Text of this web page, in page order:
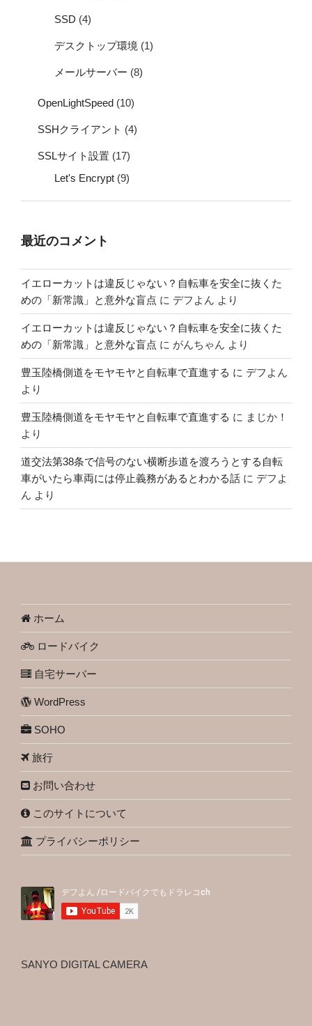
SSD (4)
デスクトップ環境 (1)
メールサーバー (8)
OpenLightSpeed (10)
SSHクライアント (4)
SSLサイト設置 (17)
Let's Encrypt (9)
最近のコメント
イエローカットは違反じゃない？自転車を安全に抜くた
めの「新常識」と意外な盲点 に デフよん より
イエローカットは違反じゃない？自転車を安全に抜くた
めの「新常識」と意外な盲点 に がんちゃん より
豊玉陸橋側道をモヤモヤと自転車で直進する に デフよん
より
豊玉陸橋側道をモヤモヤと自転車で直進する に まじか！
より
道交法第38条で信号のない横断歩道を渡ろうとする自転
車がいたら車両には停止義務があるとわかる話 に デフよ
ん より
ホーム
ロードバイク
自宅サーバー
WordPress
SOHO
旅行
お問い合わせ
このサイトについて
プライバシーポリシー
SANYO DIGITAL CAMERA